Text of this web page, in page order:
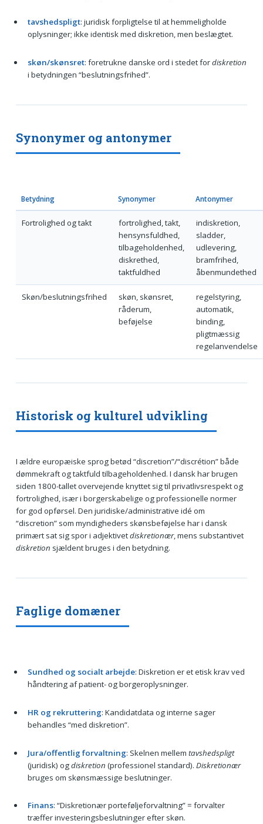
tavshedspligt: juridisk forpligtelse til at hemmeligholde
oplysninger; ikke identisk med diskretion, men beslægtet.
skøn/skønsret: foretrukne danske ord i stedet fordiskretion
i betydningen “beslutningsfrihed”.
Synonymer og antonymer
Betydning Synonymer Antonymer
Fortrolighed og takt
fortrolighed, takt,
hensynsfuldhed,
tilbageholdenhed,
diskrethed,
taktfuldhed
indiskretion,
sladder,
udlevering,
bramfrihed,
åbenmundethed
Skøn/beslutningsfrihed
skøn, skønsret,
råderum,
beføjelse
regelstyring,
automatik,
binding,
pligtmæssig
regelanvendelse
Historisk og kulturel udvikling
I ældre europæiske sprog betød “discretion”/“discrétion” både
dømmekraft og taktfuld tilbageholdenhed. I dansk har brugen
siden 1800-tallet overvejende knyttet sig til privatlivsrespekt og
fortrolighed, især i borgerskabelige og professionelle normer
for god opførsel. Den juridiske/administrative idé om
“discretion” som myndigheders skønsbeføjelse har i dansk
primært sat sig spor i adjektivetdiskretionær, mens substantivet
diskretion sjældent bruges i den betydning.
Faglige domæner
Sundhed og socialt arbejde: Diskretion er et etisk krav ved
håndtering af patient- og borgeroplysninger.
HR og rekruttering: Kandidatdata og interne sager
behandles “med diskretion”.
Jura/offentlig forvaltning: Skelnen mellem tavshedspligt
(juridisk) ogdiskretion (professionel standard). Diskretionær
bruges om skønsmæssige beslutninger.
Finans: “Diskretionær porteføljeforvaltning” = forvalter
træffer investeringsbeslutninger efter skøn.